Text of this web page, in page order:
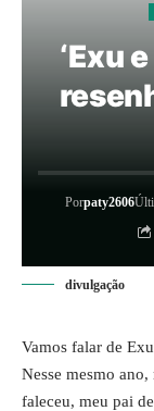
‘Exu
Porpaty2606
divulgação
Vamos falar de
Nesse mesmo
faleceu, meu pai